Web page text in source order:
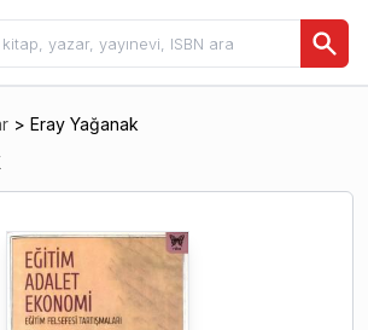
> Eray Yağanak